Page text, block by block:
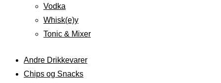
Vodka
Whisk(e)y
Tonic & Mixer
Andre Drikkevarer
Chips og Snacks